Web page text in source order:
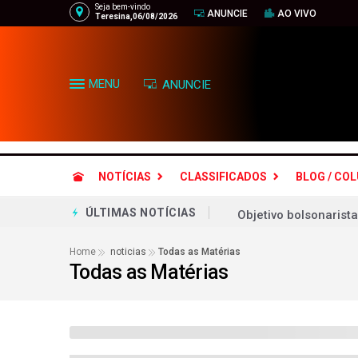
Seja bem-vindo
Teresina,06/08/2026
ANUNCIE AO VIVO
MENU ANUNCIE
NOTÍCIAS CLASSIFICADOS BLOG /
ÚLTIMAS NOTÍCIAS
Objetivo
Cruzeiro faz 2 a 0
Home noticias Todas as Matérias
Todas as Matérias